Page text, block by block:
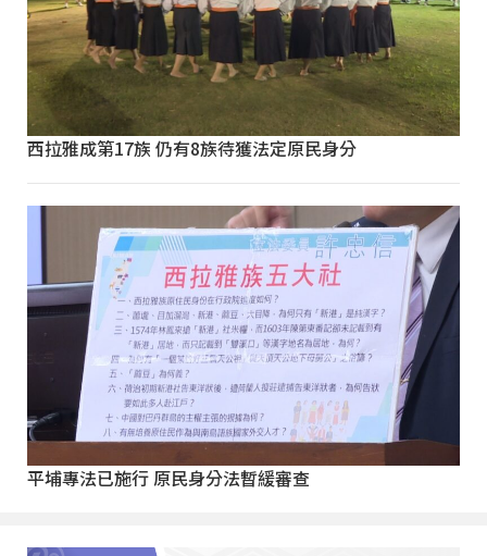
西拉雅成第17族 仍有8族待獲法定原民身分
平埔專法已施行 原民身分法暫緩審查